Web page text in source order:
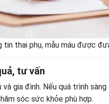
tin thai phụ, mẫu máu được
tư vấn
gia đình. Nếu quá trình
sóc sức khỏe phù hợp.